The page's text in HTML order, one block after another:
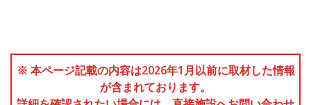
※ 本ページ記載の内容は2026年1月以前に取材した情報
が含まれております。